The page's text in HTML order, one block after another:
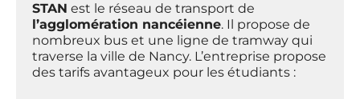
STAN est le réseau de transport de
l’agglomération nancéienne. Il propose de
nombreux bus et une ligne de tramway qui
traverse la ville de Nancy. L’entreprise propose
des tarifs avantageux pour les étudiants :